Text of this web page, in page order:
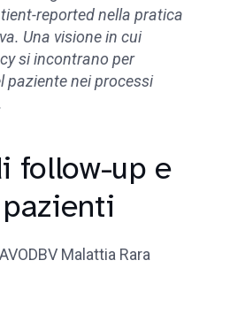
reported nella pratica
Una visione in cui
si incontrano per
paziente nei processi
follow-up e
Malattia Rara